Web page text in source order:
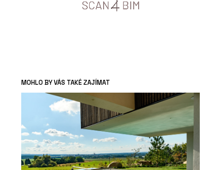
MOHLO BY VÁS TAKÉ ZAJÍMAT